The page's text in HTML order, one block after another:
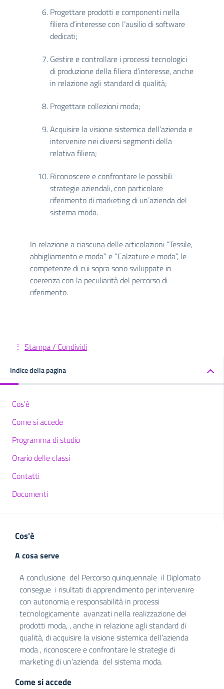
Progettare prodotti e componenti nella
filiera d’interesse con l’ausilio di software
dedicati;
Gestire e controllare i processi tecnologici
di produzione della filiera d’interesse, anche
in relazione agli standard di qualità;
Progettare collezioni moda;
Acquisire la visione sistemica dell’azienda e
intervenire nei diversi segmenti della
relativa filiera;
Riconoscere e confrontare le possibili
strategie aziendali, con particolare
riferimento di marketing di un’azienda del
sistema moda.
In relazione a ciascuna delle articolazioni “Tessile,
abbigliamento e moda” e “Calzature e moda”, le
competenze di cui sopra sono sviluppate in
coerenza con la peculiarità del percorso di
riferimento.
Stampa / Condividi
Indice della pagina
Cos'è
Come si accede
Programma di studio
Orario delle classi
Contatti
Documenti
Cos'è
A cosa serve
A conclusione del Percorso quinquennale il Diplomato
consegue i risultati di apprendimento per intervenire
con autonomia e responsabilità in processi
tecnologicamente avanzati nella realizzazione dei
prodotti moda, , anche in relazione agli standard di
qualità, di acquisire la visione sistemica dell’azienda
moda , riconoscere e confrontare le strategie di
marketing di un’azienda del sistema moda.
Come si accede